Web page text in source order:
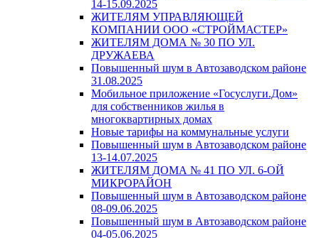
14-15.09.2025
ЖИТЕЛЯМ УПРАВЛЯЮЩЕЙ
КОМПАНИИ ООО «СТРОЙМАСТЕР»
ЖИТЕЛЯМ ДОМА № 30 ПО УЛ.
ДРУЖАЕВА
Повышенный шум в Автозаводском районе
31.08.2025
Мобильное приложение «Госуслуги.Дом»
для собственников жилья в
многоквартирных домах
Новые тарифы на коммунальные услуги
Повышенный шум в Автозаводском районе
13-14.07.2025
ЖИТЕЛЯМ ДОМА № 41 ПО УЛ. 6-ОЙ
МИКРОРАЙОН
Повышенный шум в Автозаводском районе
08-09.06.2025
Повышенный шум в Автозаводском районе
04-05.06.2025